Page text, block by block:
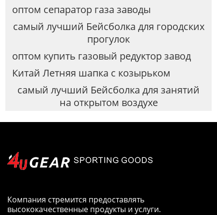
оптом сепаратор газа заводы
самый лучший Бейсболка для городских
прогулок
оптом купить газовый редуктор завод
Китай Летняя шапка с козырьком
самый лучший Бейсболка для занятий
на открытом воздухе
Компания стремится предоставлять
высококачественные продукты и услуги.